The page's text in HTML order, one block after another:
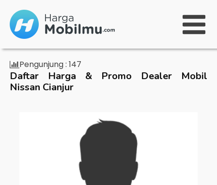
Pengunjung : 147
Daftar Harga & Promo Dealer Mobil
Nissan Cianjur